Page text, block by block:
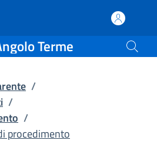
tipologie
in un'altra scheda).
Terme
/
/
/
procedimento